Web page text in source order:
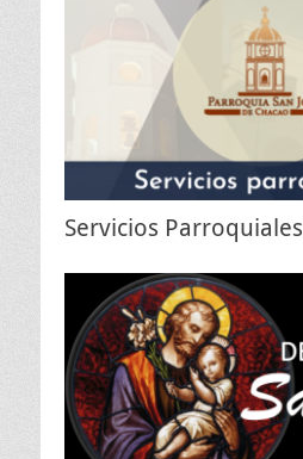
Servicios Parroquiales